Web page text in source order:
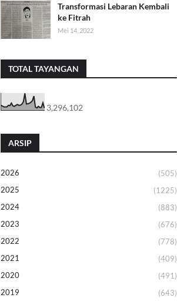
Transformasi Lebaran Kembali
ke Fitrah
Mei 14, 2022
TOTAL TAYANGAN
3,296,102
ARSIP
2026
(505)
2025
(1225)
2024
(883)
2023
(676)
2022
(778)
2021
(409)
2020
(491)
2019
(643)